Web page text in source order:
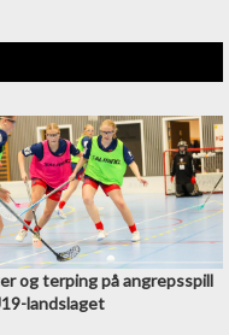
og terping på angrepsspill
landslaget